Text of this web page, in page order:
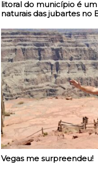
litoral do município é
naturais das jubartes no
Vegas me surpreendeu!